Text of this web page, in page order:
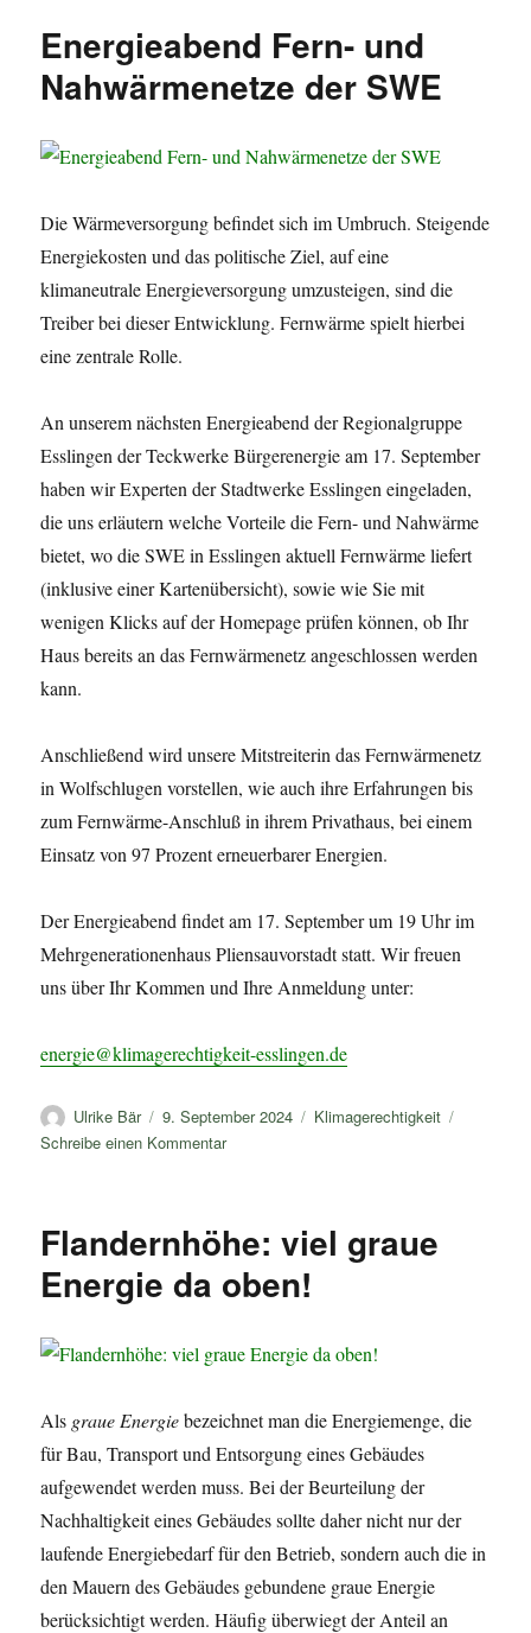
Sitzung
Klimarats
10.10.24
Energieabend Fern- und
Nahwärmenetze der SWE
Die Wärmeversorgung befindet sich im Umbruch. Steigende
Energiekosten und das politische Ziel, auf eine
klimaneutrale Energieversorgung umzusteigen, sind die
Treiber bei dieser Entwicklung. Fernwärme spielt hierbei
eine zentrale Rolle.
An unserem nächsten Energieabend der Regionalgruppe
Esslingen der Teckwerke Bürgerenergie am 17. September
haben wir Experten der Stadtwerke Esslingen eingeladen,
die uns erläutern welche Vorteile die Fern- und Nahwärme
bietet, wo die SWE in Esslingen aktuell Fernwärme liefert
(inklusive einer Kartenübersicht), sowie wie Sie mit
wenigen Klicks auf der Homepage prüfen können, ob Ihr
Haus bereits an das Fernwärmenetz angeschlossen werden
kann.
Anschließend wird unsere Mitstreiterin das Fernwärmenetz
in Wolfschlugen vorstellen, wie auch ihre Erfahrungen bis
zum Fernwärme-Anschluß in ihrem Privathaus, bei einem
Einsatz von 97 Prozent erneuerbarer Energien.
Der Energieabend findet am 17. September um 19 Uhr im
Mehrgenerationenhaus Pliensauvorstadt statt. Wir freuen
uns über Ihr Kommen und Ihre Anmeldung unter:
energie@klimagerechtigkeit-esslingen.de
Autor
Ulrike Bär
Veröffentlicht
am
9. September 2024 Kategorien
Klimagerechtigkeit
Schreibe einen Kommentarzu
Nahwärmenetze
SWE
Flandernhöhe: viel graue
Energie da oben!
Als graue Energiebezeichnet man die Energiemenge, die
für Bau, Transport und Entsorgung eines Gebäudes
aufgewendet werden muss. Bei der Beurteilung der
Nachhaltigkeit eines Gebäudes sollte daher nicht nur der
laufende Energiebedarf für den Betrieb, sondern auch die in
den Mauern des Gebäudes gebundene graue Energie
berücksichtigt werden. Häufig überwiegt der Anteil an